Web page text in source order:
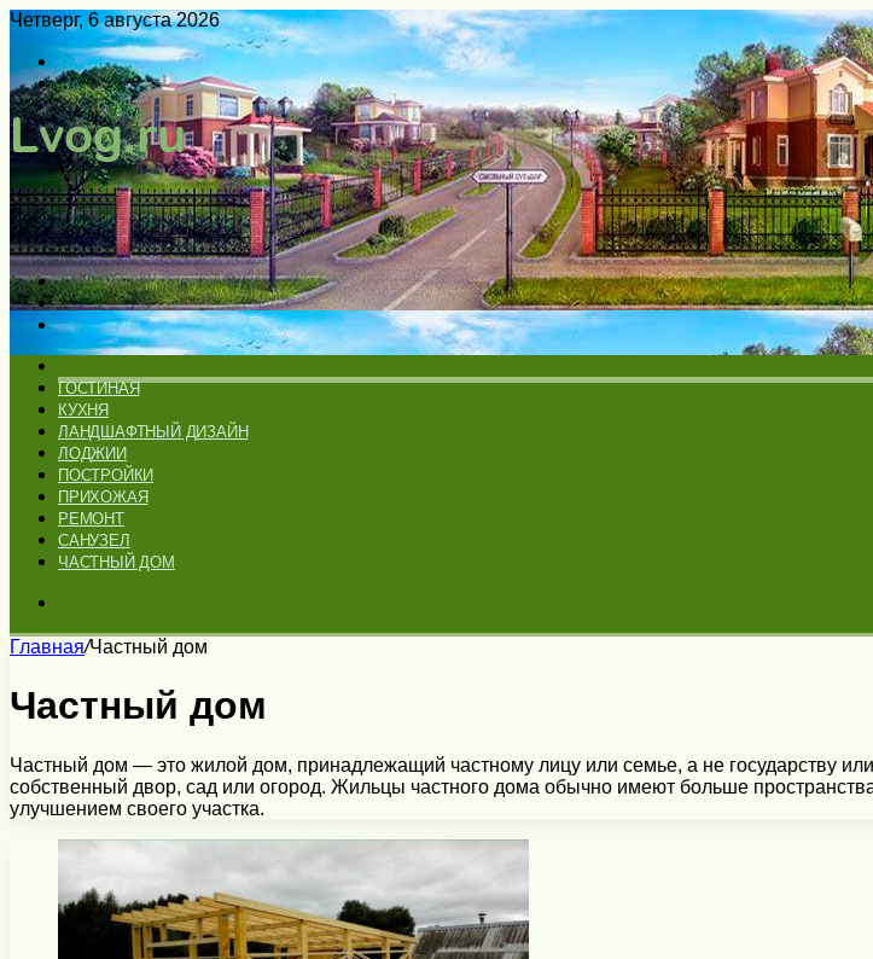
Четверг, 6 августа 2026
Войти
Switch
skin
Меню
Искать
Switch
skin
ГОСТИНАЯ
КУХНЯ
ЛАНДШАФТНЫЙ ДИЗАЙН
ЛОДЖИИ
ПОСТРОЙКИ
ПРИХОЖАЯ
РЕМОНТ
САНУЗЕЛ
ЧАСТНЫЙ ДОМ
Главная/Частный дом
Частный дом
Частный дом — это жилой дом, принадлежащий частному лицу или семье, а не государству
собственный двор, сад или огород. Жильцы частного дома обычно имеют больше
улучшением своего участка.